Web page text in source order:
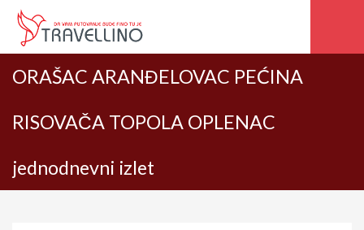
ORAŠAC ARANĐELOVAC PEĆINA
RISOVAČA TOPOLA OPLENAC
jednodnevni izlet